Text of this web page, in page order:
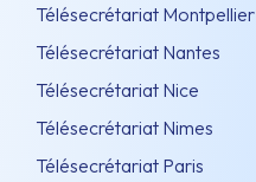
Télésecrétariat Montpellier
Télésecrétariat Nantes
Télésecrétariat Nice
Télésecrétariat Nimes
Télésecrétariat Paris